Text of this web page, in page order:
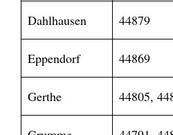
Dahlhausen 44879
Eppendorf 44869
Gerthe 44805,